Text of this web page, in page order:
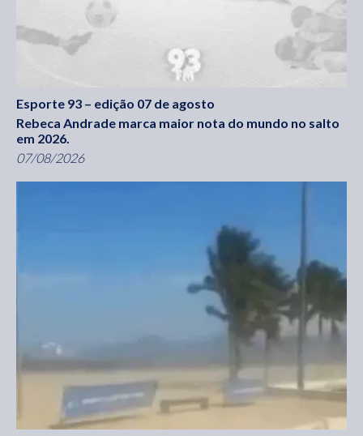
Esporte 93 – edição 07 de agosto
Rebeca Andrade marca maior nota do mundo no salto
em 2026.
07/08/2026